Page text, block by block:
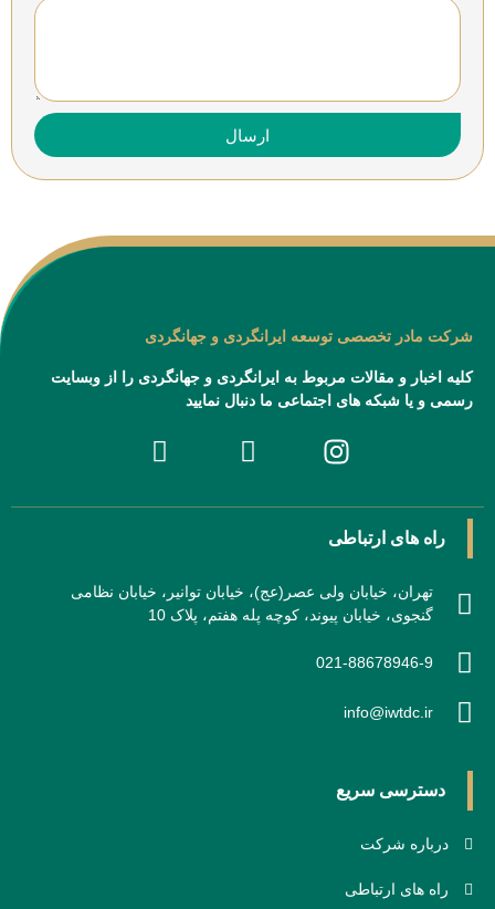
ارسال
شرکت مادر تخصصی توسعه ایرانگردی و جهانگردی
کلیه اخبار و مقالات مربوط به ایرانگردی و جهانگردی را از وبسایت
رسمی و یا شبکه های اجتماعی ما دنبال نمایید
راه های ارتباطی
تهران، خیابان ولی عصر(عج)، خیابان توانیر، خیابان نظامی
گنجوی، خیابان پیوند، کوچه پله هفتم، پلاک 10
021-88678946-9
info@iwtdc.ir
دسترسی سریع
درباره شرکت
راه های ارتباطی